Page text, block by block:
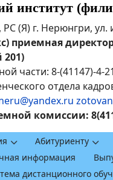
институт
РС (Я) г. Нерюнгри,
приемная
части: 8-(41147)-4-
отдела
комиссии:
Абитуриенту
информация
дистанционного